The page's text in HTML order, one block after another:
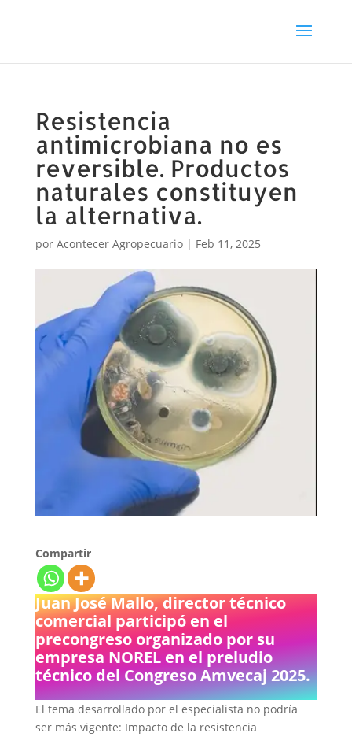
Resistencia
antimicrobiana no es
reversible. Productos
naturales constituyen
la alternativa.
por Acontecer Agropecuario| Feb 11, 2025
Compartir
Juan José Mallo, director técnico
comercial participó en el
precongreso organizado por su
empresa NOREL en el preludio
técnico del Congreso Amvecaj 2025.
El tema desarrollado por el especialista no podría
ser más vigente: Impacto de la resistencia